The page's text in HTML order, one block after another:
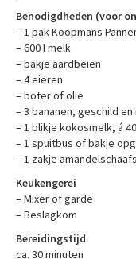
Benodigdheden (voor
– 1 pak Koopmans
– 600 l melk
– bakje aardbeien
– 4 eieren
– boter of olie
– 3 bananen, geschild
– 1 blikje kokosmelk, á
– 1 spuitbus of bakje
– 1 zakje
Keukengerei
– Mixer of garde
– Beslagkom
Bereidingstijd
ca. 30 minuten